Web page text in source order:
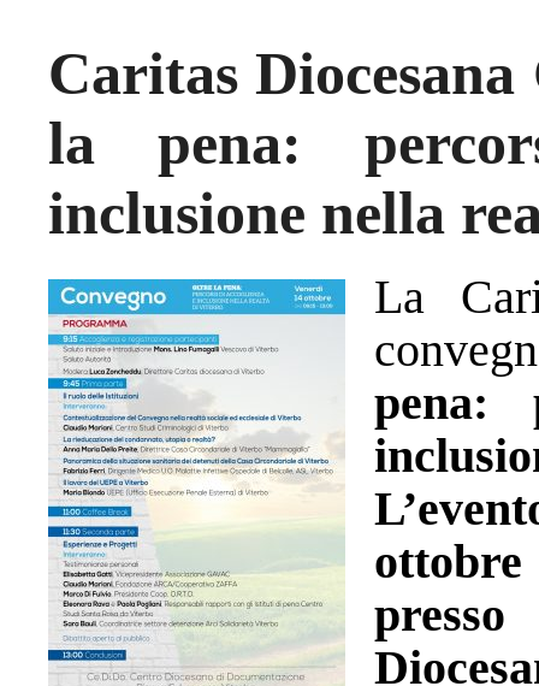
Caritas
la pena:
inclusione nella
La
pena:
ottobre